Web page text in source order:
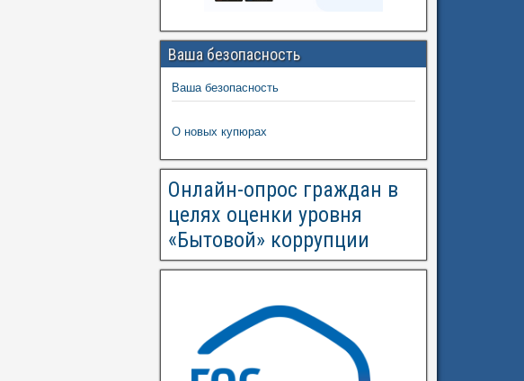
Ваша безопасность
Ваша безопасность
О новых купюрах
Онлайн-опрос граждан в
целях оценки уровня
«Бытовой» коррупции